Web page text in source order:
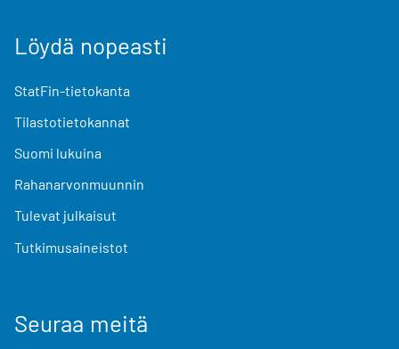
Löydä nopeasti
StatFin-tietokanta
Tilastotietokannat
Suomi lukuina
Rahanarvonmuunnin
Tulevat julkaisut
Tutkimusaineistot
Seuraa meitä